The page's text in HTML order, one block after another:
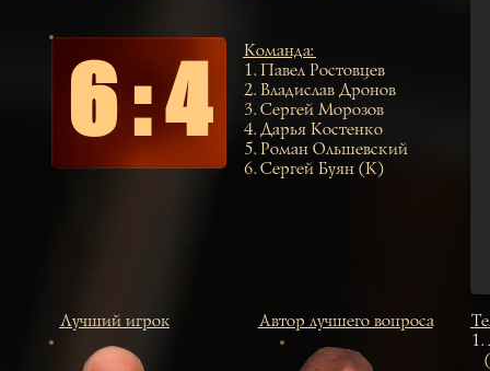
6 : 4 Команда:
1. Павел Ростовцев
2. Владислав Дронов
3. Сергей Морозов
4. Дарья Костенко
5. Роман Ольшевский
6. Сергей Буян (К)
Лучший игрок Автор лучшего вопроса
1.